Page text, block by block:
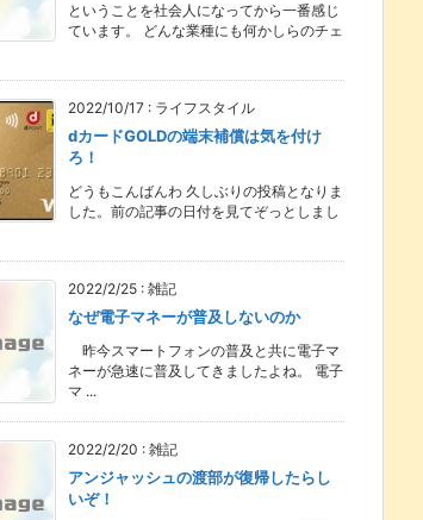
ということを社会人になってから一番感じ
ています。 どんな業種にも何かしらのチェ
2022/10/17 : ライフスタイル
dカードGOLDの端末補償は気を付け
ろ！
どうもこんばんわ 久しぶりの投稿となりま
した。前の記事の日付を見てぞっとしまし
2022/2/25 : 雑記
なぜ電子マネーが普及しないのか
昨今スマートフォンの普及と共に電子マ
ネーが急速に普及してきましたよね。 電子
マ ...
2022/2/20 : 雑記
アンジャッシュの渡部が復帰したらし
いぞ！